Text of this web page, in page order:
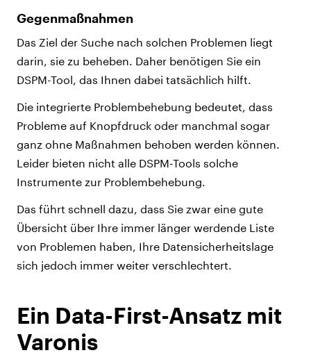
Gegenmaßnahmen
Das Ziel der Suche nach solchen Problemen liegt
darin, sie zu beheben. Daher benötigen Sie ein
DSPM-Tool, das Ihnen dabei tatsächlich hilft.
Die integrierte Problembehebung bedeutet, dass
Probleme auf Knopfdruck oder manchmal sogar
ganz ohne Maßnahmen behoben werden können.
Leider bieten nicht alle DSPM-Tools solche
Instrumente zur Problembehebung.
Das führt schnell dazu, dass Sie zwar eine gute
Übersicht über Ihre immer länger werdende Liste
von Problemen haben, Ihre Datensicherheitslage
sich jedoch immer weiter verschlechtert.
Ein Data-First-Ansatz mit
Varonis